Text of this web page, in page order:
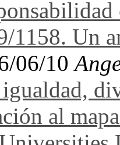
1158. Un
06/10
igualdad,
al